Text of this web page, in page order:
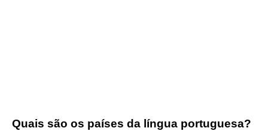
Quais são os países da língua portuguesa?